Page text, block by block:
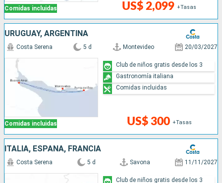
Comidas incluidas US$ 2,099 +Tasas
URUGUAY, ARGENTINA
Comidas incluidas
Costa Serena 5 d Montevideo 20/03/2027
US$ 300 +Tasas
Club de niños gratis desde los 3
Gastronomía italiana
Comidas incluidas
ITALIA, ESPAÑA, FRANCIA
Costa Serena 5 d Savona 11/11/2027
Club de niños gratis desde los 3